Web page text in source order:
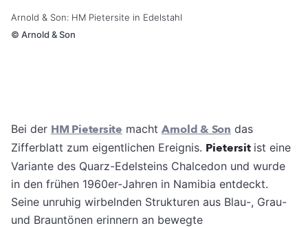
Arnold & Son: HM Pietersite in Edelstahl
© Arnold & Son
Bei der HM Pietersite macht Arnold & Son das
Zifferblatt zum eigentlichen Ereignis. Pietersit ist eine
Variante des Quarz-Edelsteins Chalcedon und wurde
in den frühen 1960er-Jahren in Namibia entdeckt.
Seine unruhig wirbelnden Strukturen aus Blau-, Grau-
und Brauntönen erinnern an bewegte